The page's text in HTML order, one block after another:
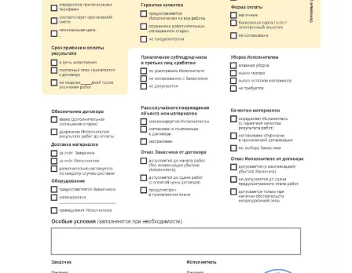
метро Проспект Вернадского
метро Планерная
метро Новые Черёмушки
метро Петровско-Разумовская
метро Новокузнецкая
метро Партизанская
метро Румянцево